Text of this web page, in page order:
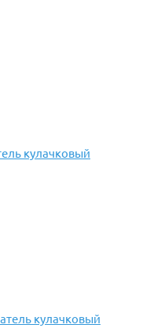
кулачковый
кулачковый